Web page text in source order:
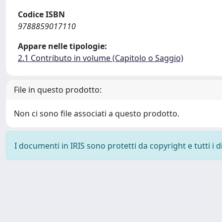
Codice ISBN
9788859017110
Appare nelle tipologie:
2.1 Contributo in volume (Capitolo o Saggio)
File in questo prodotto:
Non ci sono file associati a questo prodotto.
I documenti in IRIS sono protetti da copyright e tutti i